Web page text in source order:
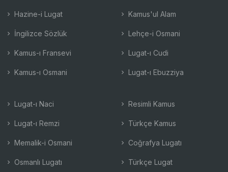
Hazine-i Lugat
İngilizce Sözlük
Kamus-ı Fransevi
Kamus-ı Osmani
Kamus'ul Alam
Lehçe-i Osmani
Lugat-ı Cudi
Lugat-ı Ebuzziya
Lugat-ı Naci
Lugat-ı Remzi
Memalik-i Osmani
Osmanlı Lugatı
Resimli Kamus
Türkçe Kamus
Coğrafya Lugatı
Türkçe Lugat